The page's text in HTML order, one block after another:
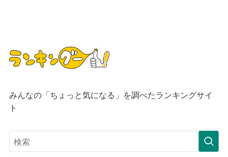
みんなの「ちょっと気になる」を調べたランキングサイ
ト